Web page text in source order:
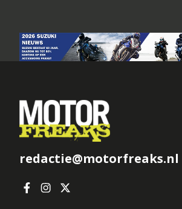
redactie@motorfreaks.nl